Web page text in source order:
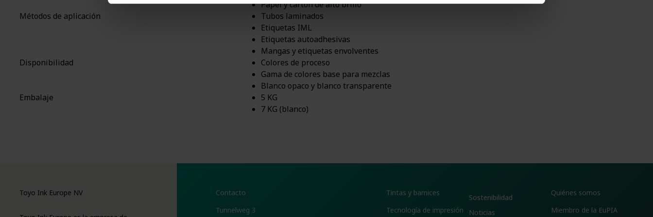
Papel y cartón de alto brillo
Métodos de aplicación
Tubos laminados
Etiquetas IML
Etiquetas autoadhesivas
Mangas y etiquetas envolventes
Disponibilidad
Colores de proceso
Gama de colores base para mezclas
Blanco opaco y blanco transparente
Embalaje
5 KG
7 KG (blanco)
Toyo Ink Europe NV
Contacto
Tunnelweg 3
Tintas y barnices
Tecnología de impresión
Sostenibilidad
Noticias
Quiénes somos
Miembro de la EuPIA